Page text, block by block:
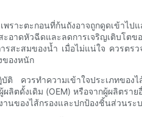
ราะตะกอนที่ก้นถังอาจถูกดูดเข้าไ
อาดหัวฉีดและลดการเจริญเติบโ
สะสมของน้ำ เมื่อไม่แน่ใจ ควรตร
ของหนัก
ติ ควรทำความเข้าใจประเภทขอ
ตดั้งเดิม (OEM) หรือจากผู้ผลิตรา
ของไส้กรองและปกป้องชิ้นส่วนระ